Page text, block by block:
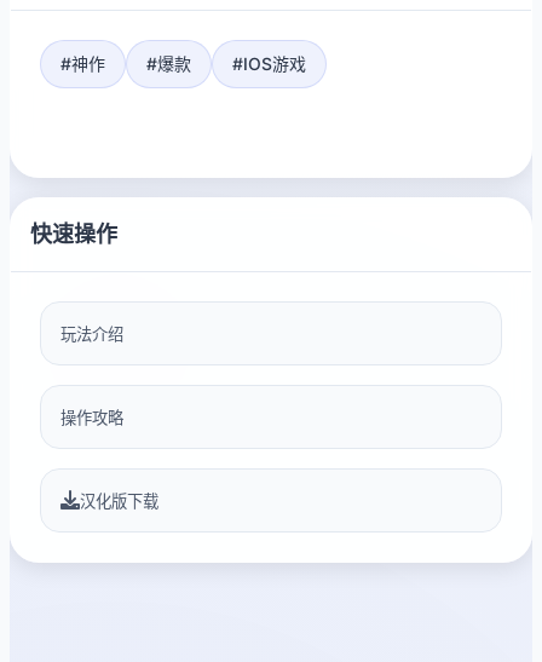
#神作 #爆款 #IOS游戏
快速操作
玩法介绍
操作攻略
汉化版下载